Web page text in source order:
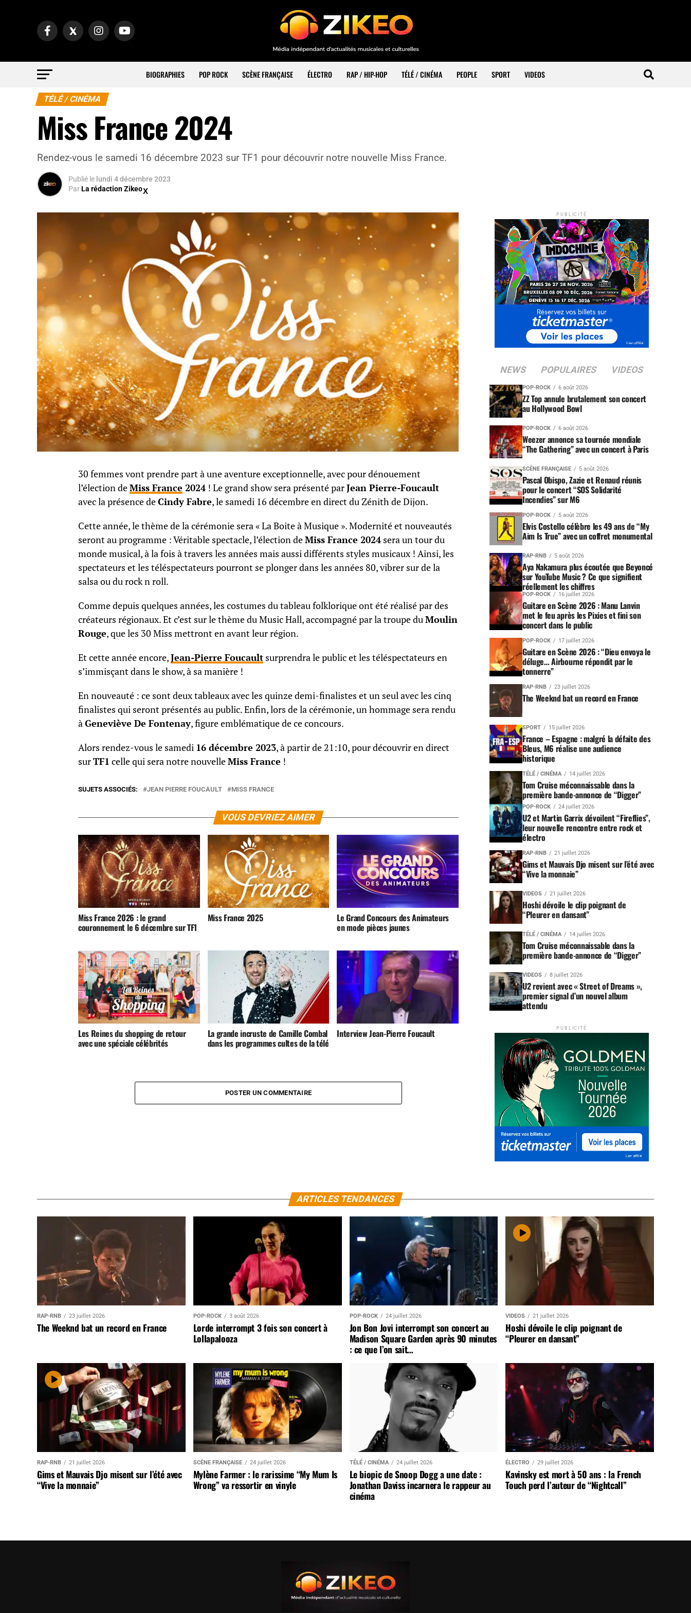
BIOGRAPHIES POP ROCK SCÈNE FRANÇAISE ÉLECTRO RAP / HIP-HOP TÉLÉ / CINÉMA PEOPLE SPORT VIDEOS
TÉLÉ / CINÉMA
Miss France 2024
Rendez-vous le samedi 16 décembre 2023 sur TF1 pour découvrir notre nouvelle Miss France.
Publié le lundi 4 décembre 2023
ParLa rédaction Zikeo
30 femmes vont prendre part à une aventure exceptionnelle, avec pour dénouement
l’élection deMiss France 2024 ! Le grand show sera présenté parJean Pierre-Foucault
avec la présence deCindy Fabre, le samedi 16 décembre en direct du Zénith de Dijon.
Cette année, le thème de la cérémonie sera « La Boite à Musique ». Modernité et nouveautés
seront au programme : Véritable spectacle, l’élection deMiss France 2024 sera un tour du
monde musical, à la fois à travers les années mais aussi différents styles musicaux ! Ainsi, les
spectateurs et les téléspectateurs pourront se plonger dans les années 80, vibrer sur de la
salsa ou du rock n roll.
Comme depuis quelques années, les costumes du tableau folklorique ont été réalisé par des
créateurs régionaux. Et c’est sur le thème du Music Hall, accompagné par la troupe duMoulin
Rouge, que les 30 Miss mettront en avant leur région.
Et cette année encore,Jean-Pierre Foucault surprendra le public et les téléspectateurs en
s’immisçant dans le show, à sa manière !
En nouveauté : ce sont deux tableaux avec les quinze demi-finalistes et un seul avec les cinq
finalistes qui seront présentés au public. Enfin, lors de la cérémonie, un hommage sera rendu
àGeneviève De Fontenay, figure emblématique de ce concours.
Alors rendez-vous le samedi 16 décembre 2023, à partir de 21:10, pour découvrir en direct
surTF1 celle qui sera notre nouvelleMiss France !
SUJETS ASSOCIÉS: JEAN PIERRE FOUCAULT MISS FRANCE
VOUS DEVRIEZ AIMER
Miss France 2026 : le grand
couronnement le 6 décembre sur TF1
Miss France 2025 Le Grand Concours des Animateurs
en mode pièces jaunes
Les Reines du shopping de retour
avec une spéciale célébrités
La grande incruste de Camille Combal
dans les programmes cultes de la télé
Interview Jean-Pierre Foucault
POSTER UN COMMENTAIRE
PUBLICITÉ
NEWS POPULAIRES VIDEOS
POP-ROCK 6 août 2026
ZZ Top annule brutalement son concert
au Hollywood Bowl
POP-ROCK 6 août 2026
Weezer annonce sa tournée mondiale
“The Gathering” avec un concert à Paris
SCÈNE FRANÇAISE 5 août 2026
Pascal Obispo, Zazie et Renaud réunis
pour le concert “SOS Solidarité
Incendies” sur M6
POP-ROCK 5 août 2026
Elvis Costello célèbre les 49 ans de “My
Aim Is True” avec un coffret monumental
RAP-RNB 5 août 2026
Aya Nakamura plus écoutée que Beyoncé
sur YouTube Music ? Ce que signifient
réellement les chiffres
POP-ROCK 16 juillet 2026
Guitare en Scène 2026 : Manu Lanvin
met le feu après les Pixies et fini son
concert dans le public
POP-ROCK 17 juillet 2026
Guitare en Scène 2026 : “Dieu envoya le
déluge… Airbourne répondit par le
tonnerre”
RAP-RNB 23 juillet 2026
The Weeknd bat un record en France
SPORT 15 juillet 2026
France – Espagne : malgré la défaite des
Bleus, M6 réalise une audience
historique
TÉLÉ / CINÉMA 14 juillet 2026
Tom Cruise méconnaissable dans la
première bande-annonce de “Digger”
POP-ROCK 24 juillet 2026
U2 et Martin Garrix dévoilent “Fireflies”,
leur nouvelle rencontre entre rock et
électro
RAP-RNB 21 juillet 2026
Gims et Mauvais Djo misent sur l’été avec
“Vive la monnaie”
VIDEOS 21 juillet 2026
Hoshi dévoile le clip poignant de
“Pleurer en dansant”
TÉLÉ / CINÉMA 14 juillet 2026
Tom Cruise méconnaissable dans la
première bande-annonce de “Digger”
VIDEOS 8 juillet 2026
U2 revient avec « Street of Dreams »,
premier signal d’un nouvel album
attendu
PUBLICITÉ
ARTICLES TENDANCES
RAP-RNB 23 juillet 2026
The Weeknd bat un record en France
POP-ROCK 3 août 2026
Lorde interrompt 3 fois son concert à
Lollapalooza
POP-ROCK 24 juillet 2026
Jon Bon Jovi interrompt son concert au
Madison Square Garden après 90 minutes
: ce que l’on sait…
VIDEOS 21 juillet 2026
Hoshi dévoile le clip poignant de
“Pleurer en dansant”
RAP-RNB 21 juillet 2026
Gims et Mauvais Djo misent sur l’été avec
“Vive la monnaie”
SCÈNE FRANÇAISE 24 juillet 2026
Mylène Farmer : le rarissime “My Mum Is
Wrong” va ressortir en vinyle
TÉLÉ / CINÉMA 24 juillet 2026
Le biopic de Snoop Dogg a une date :
Jonathan Daviss incarnera le rappeur au
cinéma
ÉLECTRO 29 juillet 2026
Kavinsky est mort à 50 ans : la French
Touch perd l’auteur de “Nightcall”